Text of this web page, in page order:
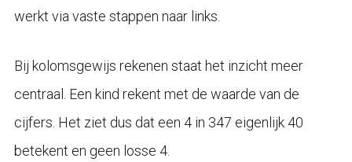
werkt via vaste stappen naar links.
Bij kolomsgewijs rekenen staat het inzicht meer
centraal. Een kind rekent met de waarde van de
cijfers. Het ziet dus dat een 4 in 347 eigenlijk 40
betekent en geen losse 4.